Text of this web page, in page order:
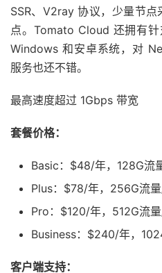
SSR、V2ray 协议，少量节
点。Tomato Cloud 还拥有
Windows 和安卓系统，对
服务也还不错。
最高速度超过 1Gbps 带宽
套餐价格：
Basic：$48/年，128G流
Plus：$78/年，256G流量/
Pro：$120/年，512G流量/
Business：$240/年，
客户端支持：